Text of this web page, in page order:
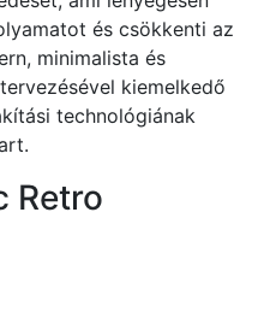
és csökkenti az
minimalista és
kiemelkedő
technológiának
Retro